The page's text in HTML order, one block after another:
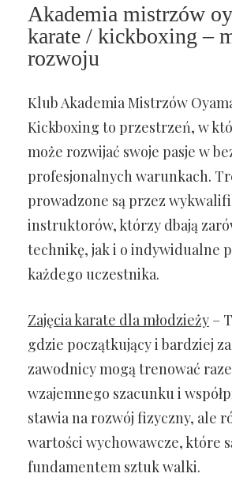
Akademia mistrzów
karate / kickboxing –
rozwoju
Klub Akademia Mistrzów
Kickboxing to przestrzeń, w
może rozwijać swoje pasje w
profesjonalnych warunkach.
prowadzone są przez
instruktorów, którzy dbają
technikę, jak i o indywidualne
każdego uczestnika.
Zajęcia karate dla młodzieży –
gdzie początkujący i bardziej
zawodnicy mogą trenować
wzajemnego szacunku i
stawia na rozwój fizyczny, ale
wartości wychowawcze, które
fundamentem sztuk walki.